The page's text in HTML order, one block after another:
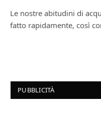
Le nostre abitudini di
fatto rapidamente, così
PUBBLICITÀ